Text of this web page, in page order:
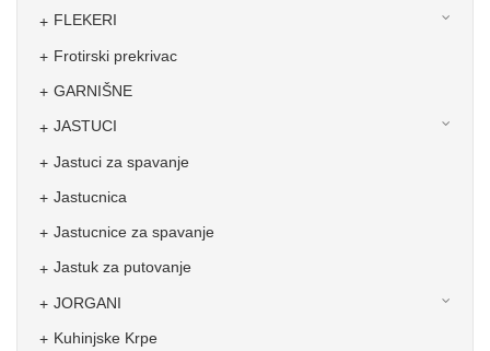
FLEKERI
Frotirski prekrivac
GARNIŠNE
JASTUCI
Jastuci za spavanje
Jastucnica
Jastucnice za spavanje
Jastuk za putovanje
JORGANI
Kuhinjske Krpe